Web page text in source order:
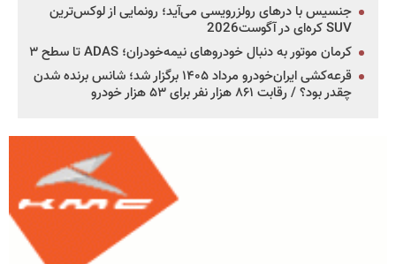
جنسیس با درهای رولزرویسی می‌آید؛ رونمایی از لوکس‌ترین
SUV کره‌ای در آگوست2026
کرمان موتور به دنبال خودروهای نیمه‌خودران؛ ADAS تا سطح ۳
قرعه‌کشی ایران‌خودرو مرداد ۱۴۰۵ برگزار شد؛ شانس برنده شدن
چقدر بود؟ / رقابت ۸۶۱ هزار نفر برای ۵۳ هزار خودرو